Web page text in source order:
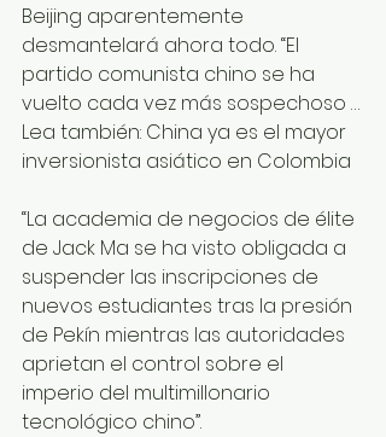
Beijing aparentemente
desmantelará ahora todo. “El
partido comunista chino se ha
vuelto cada vez más sospechoso …
Lea también: China ya es el mayor
inversionista asiático en Colombia
“La academia de negocios de élite
de Jack Ma se ha visto obligada a
suspender las inscripciones de
nuevos estudiantes tras la presión
de Pekín mientras las autoridades
aprietan el control sobre el
imperio del multimillonario
tecnológico chino”.